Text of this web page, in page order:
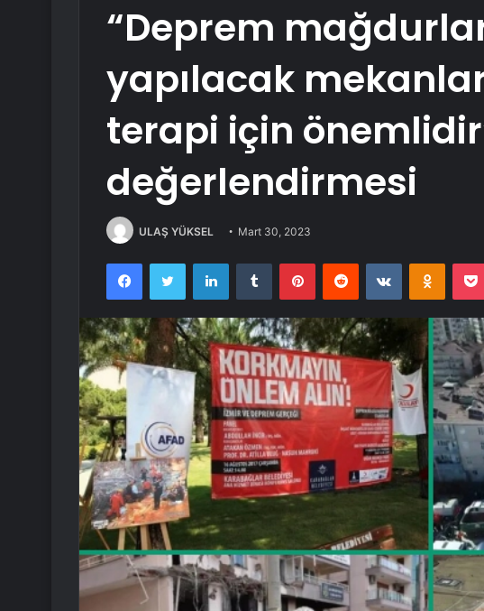
“Deprem
yapılacak
terapi için
değerlendirmesi
ULAŞ YÜKSEL Mart 30, 2023
FacebookTwitter LinkedInTumblr PinterestReddit VKontakte